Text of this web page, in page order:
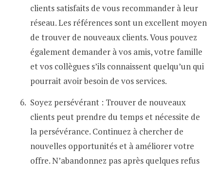
clients satisfaits de vous recommander à leur
réseau. Les références sont un excellent moyen
de trouver de nouveaux clients. Vous pouvez
également demander à vos amis, votre famille
et vos collègues s’ils connaissent quelqu’un qui
pourrait avoir besoin de vos services.
Soyez persévérant : Trouver de nouveaux
clients peut prendre du temps et nécessite de
la persévérance. Continuez à chercher de
nouvelles opportunités et à améliorer votre
offre. N’abandonnez pas après quelques refus